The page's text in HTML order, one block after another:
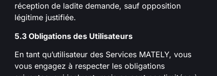
réception de ladite demande, sauf opposition
légitime justifiée.
5.3 Obligations des Utilisateurs
En tant qu’utilisateur des Services MATELY, vous
vous engagez à respecter les obligations